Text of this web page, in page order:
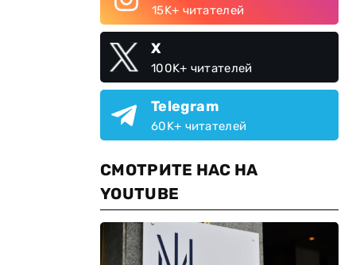
15K+ читателей
X
100K+ читателей
Telegram
60K+ читателей
СМОТРИТЕ НАС НА
YOUTUBE